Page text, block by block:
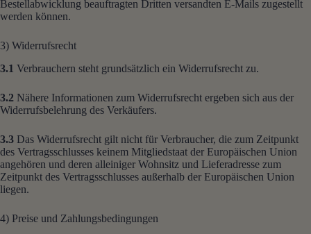
Bestellabwicklung beauftragten Dritten versandten E-Mails zugestellt
werden können.
3) Widerrufsrecht
3.1 Verbrauchern steht grundsätzlich ein Widerrufsrecht zu.
3.2 Nähere Informationen zum Widerrufsrecht ergeben sich aus der
Widerrufsbelehrung des Verkäufers.
3.3 Das Widerrufsrecht gilt nicht für Verbraucher, die zum Zeitpunkt
des Vertragsschlusses keinem Mitgliedstaat der Europäischen Union
angehören und deren alleiniger Wohnsitz und Lieferadresse zum
Zeitpunkt des Vertragsschlusses außerhalb der Europäischen Union
liegen.
4) Preise und Zahlungsbedingungen